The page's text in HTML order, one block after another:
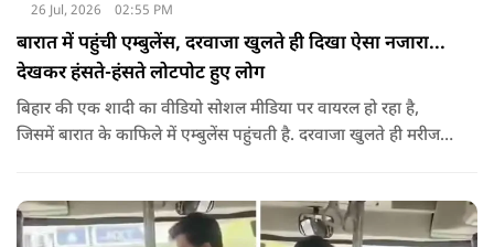
26 Jul, 2026 02:55 PM
बारात में पहुंची एम्बुलेंस, दरवाजा खुलते ही दिखा ऐसा नजारा...
देखकर हंसते-हंसते लोटपोट हुए लोग
बिहार की एक शादी का वीडियो सोशल मीडिया पर वायरल हो रहा है,
जिसमें बारात के काफिले में एम्बुलेंस पहुंचती है. दरवाजा खुलते ही मरीज